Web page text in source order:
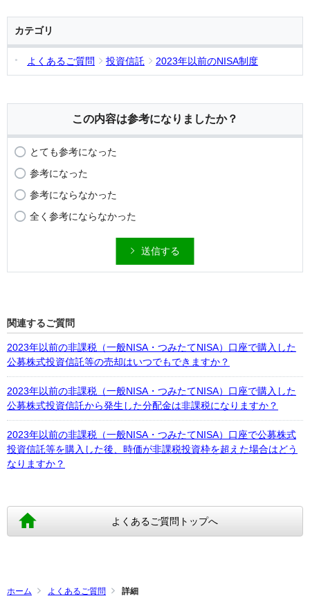
カテゴリ
よくあるご質問 投資信託 2023年以前のNISA制度
この内容は参考になりましたか？
とても参考になった
参考になった
参考にならなかった
全く参考にならなかった
送信する
関連するご質問
2023年以前の非課税（一般NISA・つみたてNISA）口座で購入した
公募株式投資信託等の売却はいつでもできますか？
2023年以前の非課税（一般NISA・つみたてNISA）口座で購入した
公募株式投資信託から発生した分配金は非課税になりますか？
2023年以前の非課税（一般NISA・つみたてNISA）口座で公募株式
投資信託等を購入した後、時価が非課税投資枠を超えた場合はどう
なりますか？
よくあるご質問トップへ
ホーム よくあるご質問 詳細